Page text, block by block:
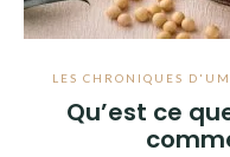
LES CHRONIQUES
Qu’est ce